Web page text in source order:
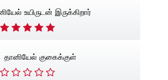
உயிருடன் இருக்கிறார்
தானியேல் குகைக்குள்